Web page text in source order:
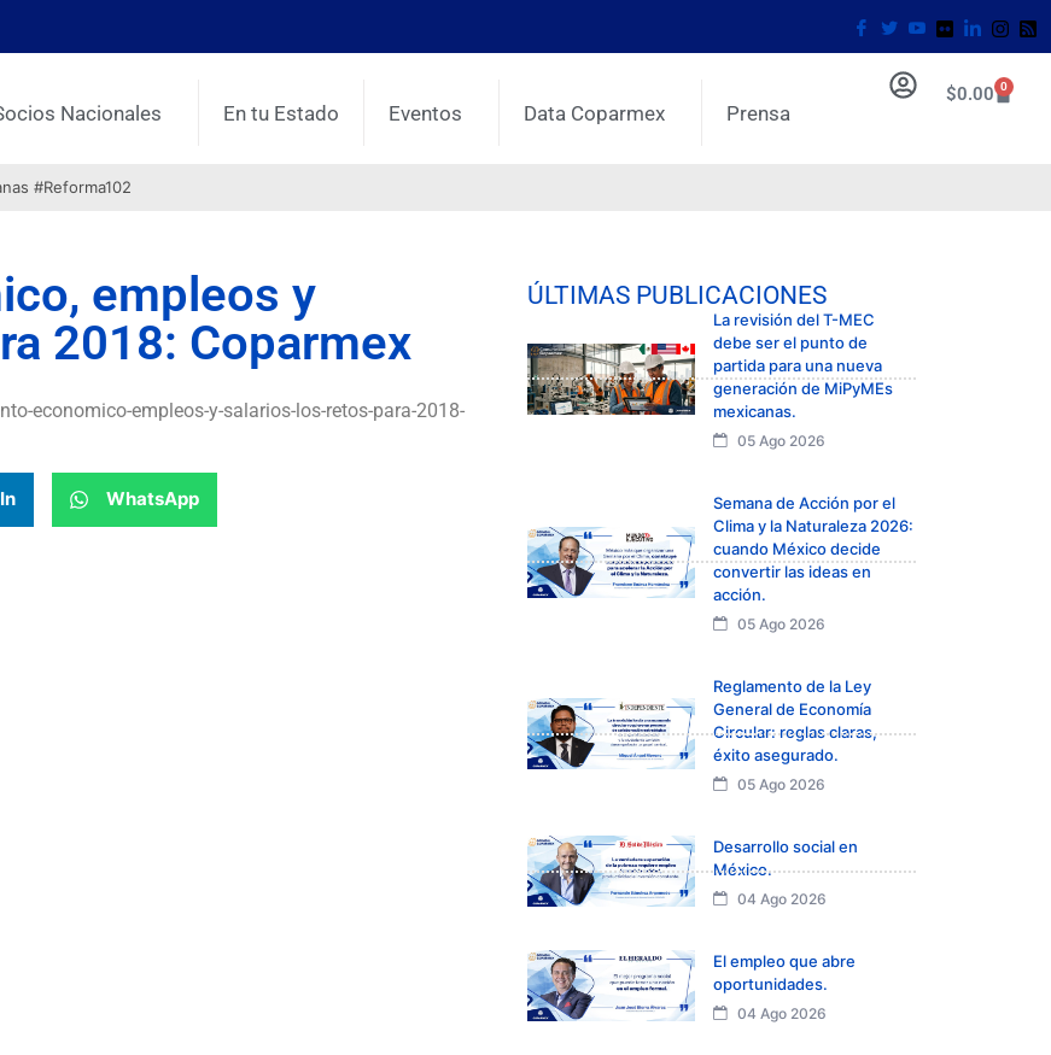
Nacionales En tu Estado Eventos Data Coparmex Prensa
$0.00 0
#Reforma102
empleos y
2018: Coparmex
economico-empleos-y-salarios-los-retos-para-2018-
WhatsApp
ÚLTIMAS PUBLICACIONES
La revisión del T-MEC
debe ser el punto de
partida para una nueva
generación de MiPyMEs
mexicanas.
05 Ago 2026
Semana de Acción por el
Clima y la Naturaleza 2026:
cuando México decide
convertir las ideas en
acción.
05 Ago 2026
Reglamento de la Ley
General de Economía
Circular: reglas claras,
éxito asegurado.
05 Ago 2026
Desarrollo social en
México.
04 Ago 2026
El empleo que abre
oportunidades.
04 Ago 2026